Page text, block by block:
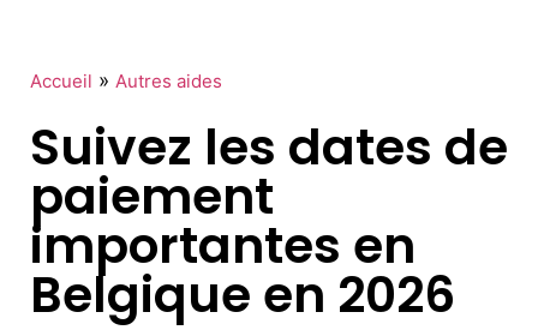
Accueil » Autres aides
Suivez les dates de
paiement
importantes en
Belgique en 2026